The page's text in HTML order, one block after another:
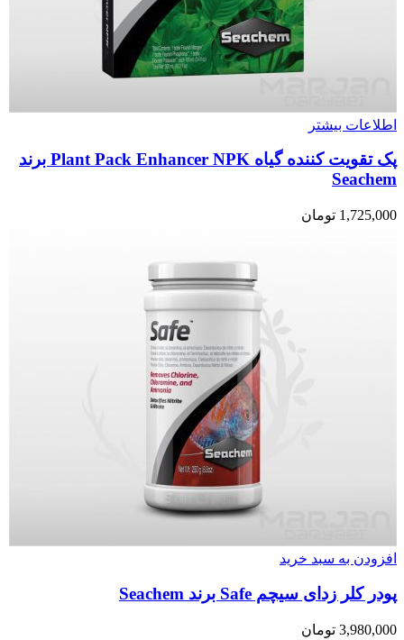
اطلاعات بیشتر
پک تقویت کننده گیاه Plant Pack Enhancer NPK برند
Seachem
1,725,000 تومان
افزودن به سبد خرید
پودر کلر زدای سیچم Safe برند Seachem
3,980,000 تومان